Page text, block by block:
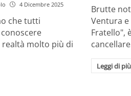
4 Dicembre 2025
che tutti
realtà molto più di
Brutte
Ventura
Fratello",
Leggi di più